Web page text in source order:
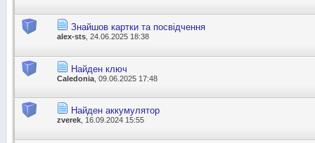
Знайшов картки та посвідчення
alex-sts, 24.06.2025 18:38
Найден ключ
Caledonia , 09.06.2025 17:48
Найден аккумулятор
zverek , 16.09.2024 15:55